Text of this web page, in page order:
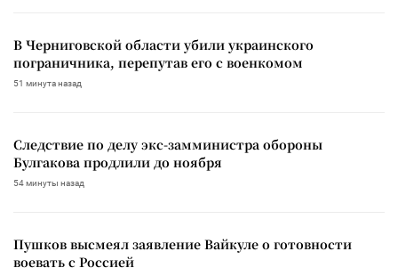
В Черниговской области убили украинского
пограничника, перепутав его с военкомом
51 минута назад
Следствие по делу экс-замминистра обороны
Булгакова продлили до ноября
54 минуты назад
Пушков высмеял заявление Вайкуле о готовности
воевать с Россией